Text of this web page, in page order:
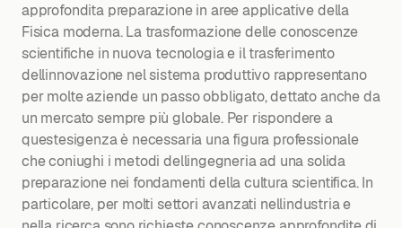
approfondita preparazione in aree applicative della
Fisica moderna. La trasformazione delle conoscenze
scientifiche in nuova tecnologia e il trasferimento
dellinnovazione nel sistema produttivo rappresentano
per molte aziende un passo obbligato, dettato anche da
un mercato sempre più globale. Per rispondere a
questesigenza è necessaria una figura professionale
che coniughi i metodi dellingegneria ad una solida
preparazione nei fondamenti della cultura scientifica. In
particolare, per molti settori avanzati nellindustria e